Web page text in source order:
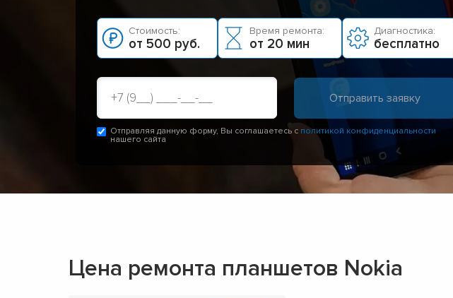
Стоимость:
от 500 руб.
Время ремонта:
от 20 мин
Диагностика:
бесплатно
Отправляя данную форму, Вы соглашаетесь с политикой конфиденциальности
нашего сайта
Цена ремонта планшетов Nokia